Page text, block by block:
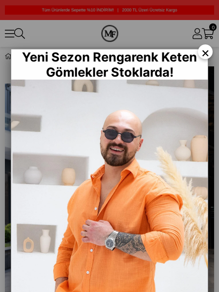
0
İthal Kumaş Peluş Ceket (MEVG28) ×
Yeni Sezon Rengarenk Keten
Gömlekler Stoklarda!